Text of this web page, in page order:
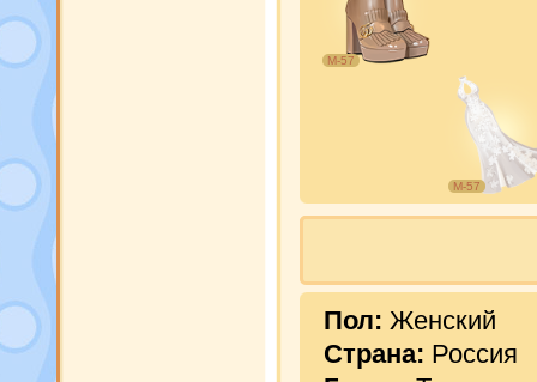
М-57
М-57
Пол: Женский
Страна: Россия